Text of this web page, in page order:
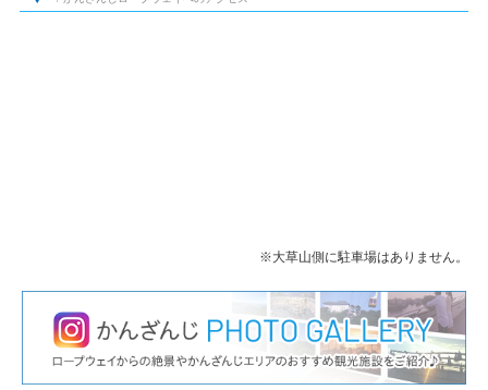
※大草山側に駐車場はありません。